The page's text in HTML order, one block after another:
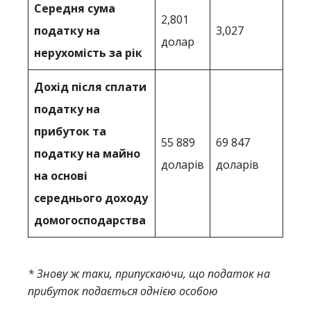
Середня сума
податку на
нерухомість за рік
2,801
долар
3,027
Дохід після сплати
податку на
прибуток та
податку на майно
на основі
середнього доходу
домогосподарства
55 889
доларів
69 847
доларів
* Знову ж таки, припускаючи, що податок на
прибуток подається однією особою